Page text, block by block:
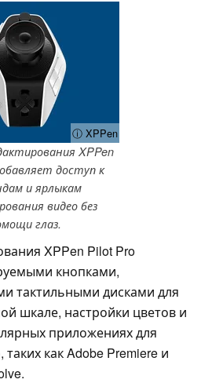
ⓘ XPPen
XPPen
доступ к
и ярлыкам
видео без
глаз.
XPPen Pilot Pro
кнопками,
тактильными дисками для
шкале, настройки цветов и
приложениях для
как Adobe Premiere и